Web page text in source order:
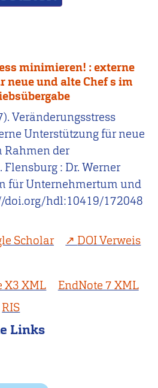
minimieren! : externe
und alte Chef s im
Veränderungsstress
Unterstützung für neue
Rahmen der
Flensburg : Dr. Werner
für Unternehmertum und
doi.org/hdl:10419/172048
Scholar
DOI Verweis
X3 XML
EndNote 7 XML
RIS
Links